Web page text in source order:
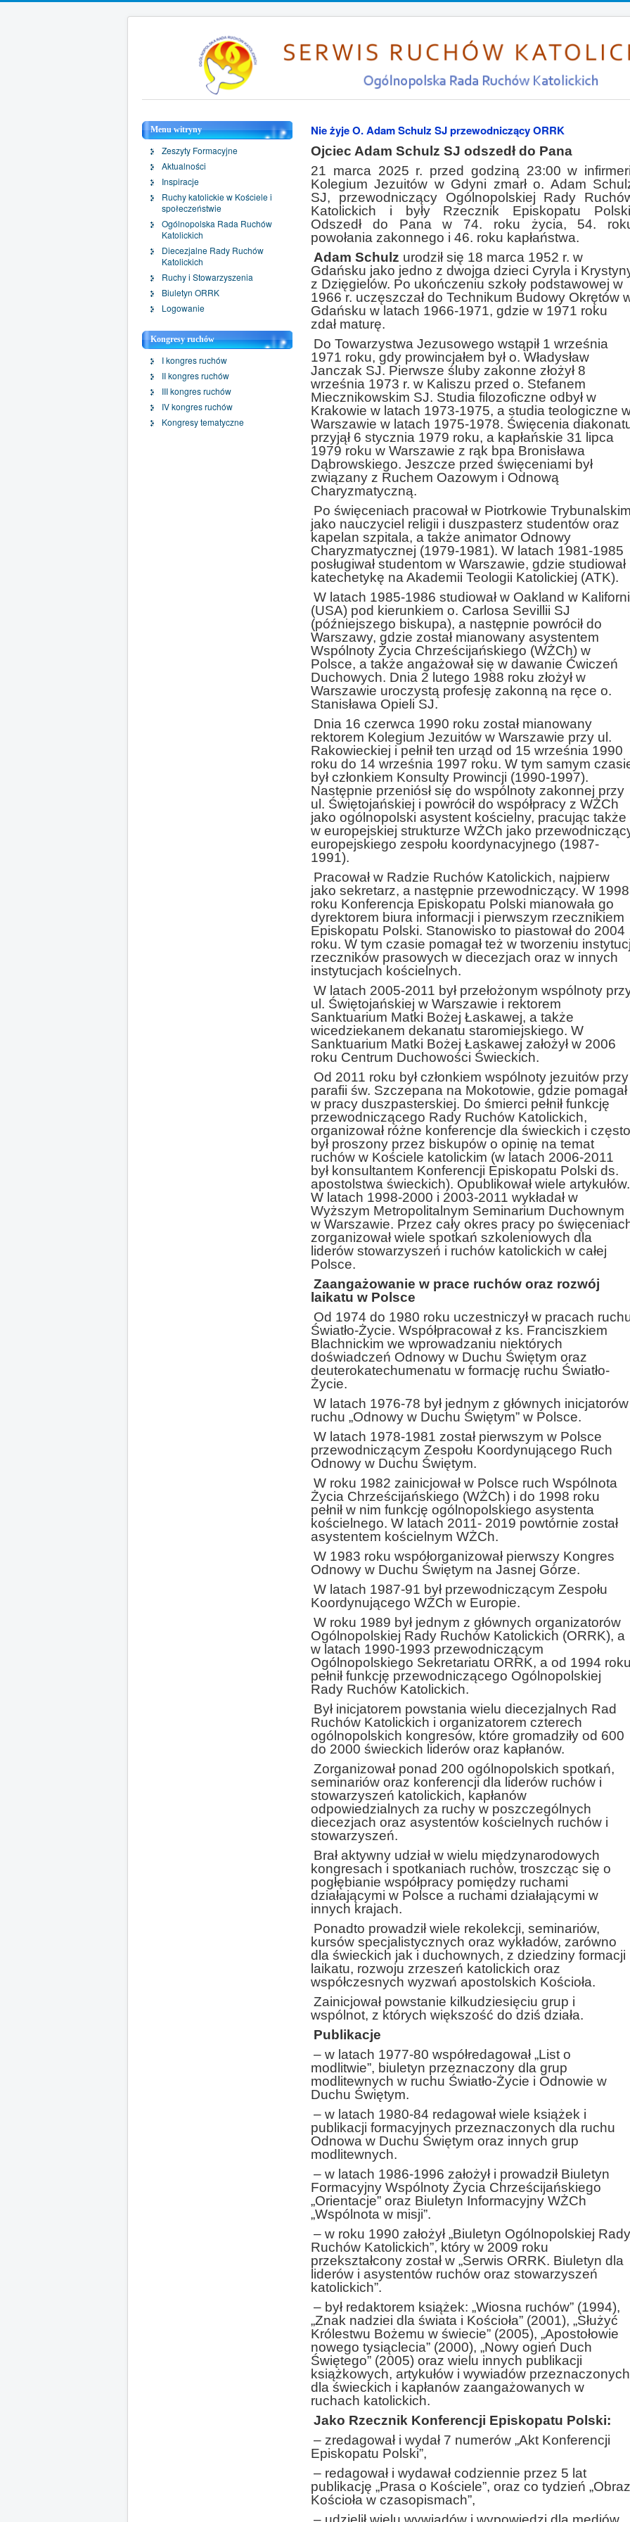
Menu witryny
Zeszyty Formacyjne
Aktualności
Inspiracje
Ruchy katolickie w Kościele i
społeczeństwie
Ogólnopolska Rada Ruchów
Katolickich
Diecezjalne Rady Ruchów
Katolickich
Ruchy i Stowarzyszenia
Biuletyn ORRK
Logowanie
Kongresy ruchów
I kongres ruchów
II kongres ruchów
III kongres ruchów
IV kongres ruchów
Kongresy tematyczne
Nie żyje O. Adam Schulz SJ przewodniczący ORRK
Ojciec Adam Schulz SJ odszedł do Pana
21 marca 2025 r. przed godziną 23:00 w
Kolegium Jezuitów w Gdyni zmarł o. Adam
SJ, przewodniczący Ogólnopolskiej Rady
Katolickich i były Rzecznik Episkopatu
Odszedł do Pana w 74. roku życia, 54.
powołania zakonnego i 46. roku kapłaństwa.
Adam Schulz urodził się 18 marca 1952 r. w
Gdańsku jako jedno z dwojga dzieci Cyryla i
z Dzięgielów. Po ukończeniu szkoły podstawowej w
1966 r. uczęszczał do Technikum Budowy Okrętów
Gdańsku w latach 1966-1971, gdzie w 1971 roku
zdał maturę.
Do Towarzystwa Jezusowego wstąpił 1 września
1971 roku, gdy prowincjałem był o. Władysław
Janczak SJ. Pierwsze śluby zakonne złożył 8
września 1973 r. w Kaliszu przed o. Stefanem
Miecznikowskim SJ. Studia filozoficzne odbył w
Krakowie w latach 1973-1975, a studia teologiczne
Warszawie w latach 1975-1978. Święcenia
przyjął 6 stycznia 1979 roku, a kapłańskie 31 lipca
1979 roku w Warszawie z rąk bpa Bronisława
Dąbrowskiego. Jeszcze przed święceniami był
związany z Ruchem Oazowym i Odnową
Charyzmatyczną.
Po święceniach pracował w Piotrkowie
jako nauczyciel religii i duszpasterz studentów oraz
kapelan szpitala, a także animator Odnowy
Charyzmatycznej (1979-1981). W latach 1981-1985
posługiwał studentom w Warszawie, gdzie studiował
katechetykę na Akademii Teologii Katolickiej (ATK).
W latach 1985-1986 studiował w Oakland w
(USA) pod kierunkiem o. Carlosa Sevillii SJ
(późniejszego biskupa), a następnie powrócił do
Warszawy, gdzie został mianowany asystentem
Wspólnoty Życia Chrześcijańskiego (WŻCh) w
Polsce, a także angażował się w dawanie Ćwiczeń
Duchowych. Dnia 2 lutego 1988 roku złożył w
Warszawie uroczystą profesję zakonną na ręce o.
Stanisława Opieli SJ.
Dnia 16 czerwca 1990 roku został mianowany
rektorem Kolegium Jezuitów w Warszawie przy ul.
Rakowieckiej i pełnił ten urząd od 15 września 1990
roku do 14 września 1997 roku. W tym samym
był członkiem Konsulty Prowincji (1990-1997).
Następnie przeniósł się do wspólnoty zakonnej przy
ul. Świętojańskiej i powrócił do współpracy z WŻCh
jako ogólnopolski asystent kościelny, pracując także
w europejskiej strukturze WŻCh jako
europejskiego zespołu koordynacyjnego (1987-
1991).
Pracował w Radzie Ruchów Katolickich, najpierw
jako sekretarz, a następnie przewodniczący. W 1998
roku Konferencja Episkopatu Polski mianowała go
dyrektorem biura informacji i pierwszym rzecznikiem
Episkopatu Polski. Stanowisko to piastował do 2004
roku. W tym czasie pomagał też w tworzeniu
rzeczników prasowych w diecezjach oraz w innych
instytucjach kościelnych.
W latach 2005-2011 był przełożonym wspólnoty
ul. Świętojańskiej w Warszawie i rektorem
Sanktuarium Matki Bożej Łaskawej, a także
wicedziekanem dekanatu staromiejskiego. W
Sanktuarium Matki Bożej Łaskawej założył w 2006
roku Centrum Duchowości Świeckich.
Od 2011 roku był członkiem wspólnoty jezuitów przy
parafii św. Szczepana na Mokotowie, gdzie pomagał
w pracy duszpasterskiej. Do śmierci pełnił funkcję
przewodniczącego Rady Ruchów Katolickich,
organizował różne konferencje dla świeckich i często
był proszony przez biskupów o opinię na temat
ruchów w Kościele katolickim (w latach 2006-2011
był konsultantem Konferencji Episkopatu Polski ds.
apostolstwa świeckich). Opublikował wiele artykułów.
W latach 1998-2000 i 2003-2011 wykładał w
Wyższym Metropolitalnym Seminarium Duchownym
w Warszawie. Przez cały okres pracy po
zorganizował wiele spotkań szkoleniowych dla
liderów stowarzyszeń i ruchów katolickich w całej
Polsce.
Zaangażowanie w prace ruchów oraz rozwój
laikatu w Polsce
Od 1974 do 1980 roku uczestniczył w pracach
Światło-Życie. Współpracował z ks. Franciszkiem
Blachnickim we wprowadzaniu niektórych
doświadczeń Odnowy w Duchu Świętym oraz
deuterokatechumenatu w formację ruchu Światło-
Życie.
W latach 1976-78 był jednym z głównych inicjatorów
ruchu „Odnowy w Duchu Świętym” w Polsce.
W latach 1978-1981 został pierwszym w Polsce
przewodniczącym Zespołu Koordynującego Ruch
Odnowy w Duchu Świętym.
W roku 1982 zainicjował w Polsce ruch Wspólnota
Życia Chrześcijańskiego (WŻCh) i do 1998 roku
pełnił w nim funkcję ogólnopolskiego asystenta
kościelnego. W latach 2011- 2019 powtórnie został
asystentem kościelnym WŻCh.
W 1983 roku współorganizował pierwszy Kongres
Odnowy w Duchu Świętym na Jasnej Górze.
W latach 1987-91 był przewodniczącym Zespołu
Koordynującego WŻCh w Europie.
W roku 1989 był jednym z głównych organizatorów
Ogólnopolskiej Rady Ruchów Katolickich (ORRK), a
w latach 1990-1993 przewodniczącym
Ogólnopolskiego Sekretariatu ORRK, a od 1994
pełnił funkcję przewodniczącego Ogólnopolskiej
Rady Ruchów Katolickich.
Był inicjatorem powstania wielu diecezjalnych Rad
Ruchów Katolickich i organizatorem czterech
ogólnopolskich kongresów, które gromadziły od 600
do 2000 świeckich liderów oraz kapłanów.
Zorganizował ponad 200 ogólnopolskich spotkań,
seminariów oraz konferencji dla liderów ruchów i
stowarzyszeń katolickich, kapłanów
odpowiedzialnych za ruchy w poszczególnych
diecezjach oraz asystentów kościelnych ruchów i
stowarzyszeń.
Brał aktywny udział w wielu międzynarodowych
kongresach i spotkaniach ruchów, troszcząc się o
pogłębianie współpracy pomiędzy ruchami
działającymi w Polsce a ruchami działającymi w
innych krajach.
Ponadto prowadził wiele rekolekcji, seminariów,
kursów specjalistycznych oraz wykładów, zarówno
dla świeckich jak i duchownych, z dziedziny formacji
laikatu, rozwoju zrzeszeń katolickich oraz
współczesnych wyzwań apostolskich Kościoła.
Zainicjował powstanie kilkudziesięciu grup i
wspólnot, z których większość do dziś działa.
Publikacje
– w latach 1977-80 współredagował „List o
modlitwie”, biuletyn przeznaczony dla grup
modlitewnych w ruchu Światło-Życie i Odnowie w
Duchu Świętym.
– w latach 1980-84 redagował wiele książek i
publikacji formacyjnych przeznaczonych dla ruchu
Odnowa w Duchu Świętym oraz innych grup
modlitewnych.
– w latach 1986-1996 założył i prowadził Biuletyn
Formacyjny Wspólnoty Życia Chrześcijańskiego
„Orientacje” oraz Biuletyn Informacyjny WŻCh
„Wspólnota w misji”.
– w roku 1990 założył „Biuletyn Ogólnopolskiej Rady
Ruchów Katolickich”, który w 2009 roku
przekształcony został w „Serwis ORRK. Biuletyn dla
liderów i asystentów ruchów oraz stowarzyszeń
katolickich”.
– był redaktorem książek: „Wiosna ruchów” (1994),
„Znak nadziei dla świata i Kościoła” (2001), „Służyć
Królestwu Bożemu w świecie” (2005), „Apostołowie
nowego tysiąclecia” (2000), „Nowy ogień Duch
Świętego” (2005) oraz wielu innych publikacji
książkowych, artykułów i wywiadów przeznaczonych
dla świeckich i kapłanów zaangażowanych w
ruchach katolickich.
Jako Rzecznik Konferencji Episkopatu Polski:
– zredagował i wydał 7 numerów „Akt Konferencji
Episkopatu Polski”,
– redagował i wydawał codziennie przez 5 lat
publikację „Prasa o Kościele”, oraz co tydzień „Obraz
Kościoła w czasopismach”,